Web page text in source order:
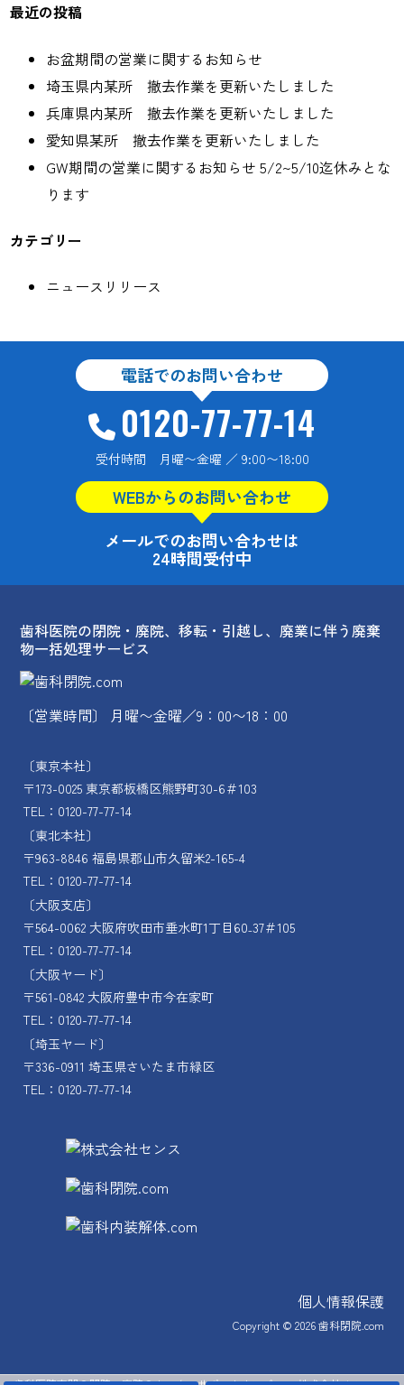
ョ
ン
最近の投稿
お盆期間の営業に関するお知らせ
埼玉県内某所 撤去作業を更新いたしました
兵庫県内某所 撤去作業を更新いたしました
愛知県某所 撤去作業を更新いたしました
GW期間の営業に関するお知らせ 5/2~5/10迄休みとな
ります
カテゴリー
ニュースリリース
電話でのお問い合わせ
0120-77-77-14
受付時間 月曜〜金曜 ／ 9:00〜18:00
WEBからのお問い合わせ
メールでのお問い合わせは
24時間受付中
歯科医院の閉院・廃院、移転・引越し、廃業に伴う廃棄
物一括処理サービス
〔営業時間〕 月曜〜金曜／9：00〜18：00
〔東京本社〕
〒173-0025 東京都板橋区熊野町30-6＃103
TEL：0120-77-77-14
〔東北本社〕
〒963-8846 福島県郡山市久留米2-165-4
TEL：0120-77-77-14
〔大阪支店〕
〒564-0062 大阪府吹田市垂水町1丁目60₋37＃105
TEL：0120-77-77-14
〔大阪ヤード〕
〒561-0842 大阪府豊中市今在家町
TEL：0120-77-77-14
〔埼玉ヤード〕
〒336-0911 埼玉県さいたま市緑区
TEL：0120-77-77-14
個人情報保護
Copyright © 2026歯科閉院.com